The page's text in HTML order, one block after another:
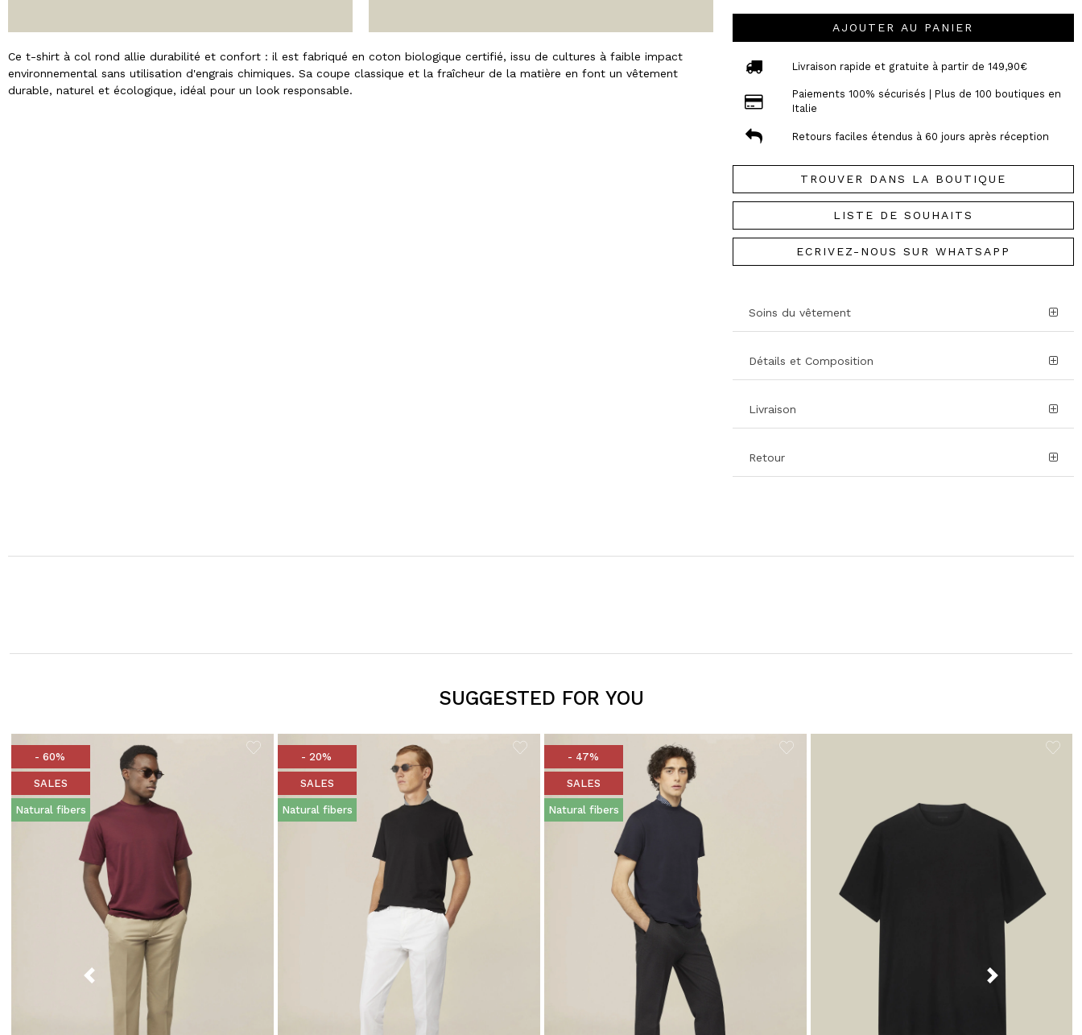
Ce t-shirt à col rond allie durabilité et confort : il est fabriqué en coton biologique certifié, issu de cultures à faible impact
environnemental sans utilisation d'engrais chimiques. Sa coupe classique et la fraîcheur de la matière en font un vêtement
durable, naturel et écologique, idéal pour un look responsable.
AJOUTER AU PANIER
Livraison rapide et gratuite à partir de 149,90€
Paiements 100% sécurisés | Plus de 100 boutiques en
Italie
Retours faciles étendus à 60 jours après réception
TROUVER DANS LA BOUTIQUE
LISTE DE SOUHAITS
ECRIVEZ-NOUS SUR WHATSAPP
Soins du vêtement
Détails et Composition
Livraison
Retour
SUGGESTED FOR YOU
- 60%
SALES
Natural fibers
- 20%
SALES
Natural fibers
- 47%
SALES
Natural fibers